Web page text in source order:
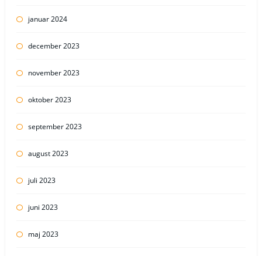
januar 2024
december 2023
november 2023
oktober 2023
september 2023
august 2023
juli 2023
juni 2023
maj 2023